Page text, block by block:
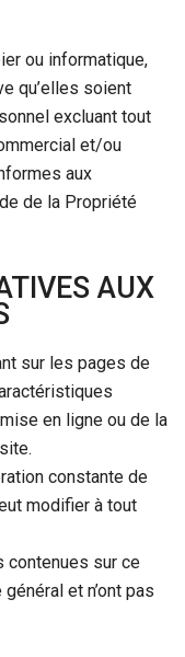
ou informatique,
qu’elles soient
excluant tout
et/ou
aux
de la Propriété
AUX
sur les pages de
en ligne ou de la
constante de
modifier à tout
contenues sur ce
et n’ont pas